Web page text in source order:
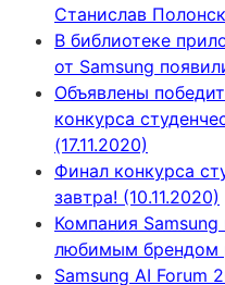
Станислав
В библиотеке
от Samsung
Объявлены
конкурса
(17.11.2020)
Финал конкурса
завтра! (10.11.2020)
Компания
любимым брендом
Samsung AI